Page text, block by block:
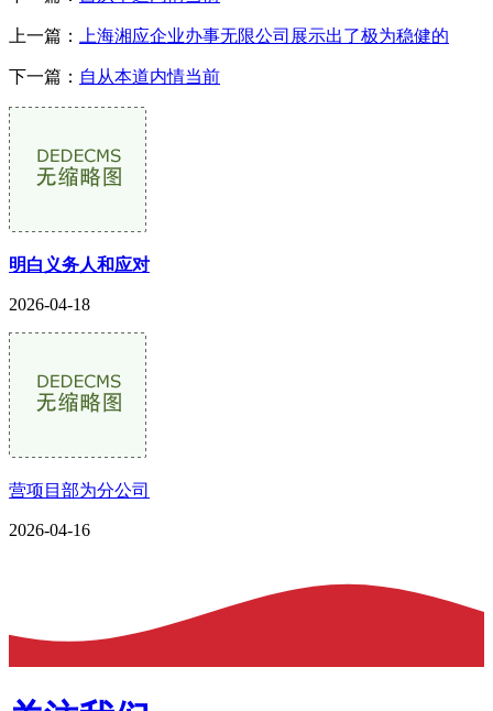
上一篇： 上海湘应企业办事无限公司展示出了极为稳健的
下一篇： 自从本道内情当前
明白义务人和应对
2026-04-18
营项目部为分公司
2026-04-16